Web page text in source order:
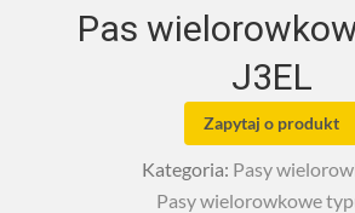
Pas
J3EL
Zapytaj o produkt
Kategoria: Pasy
Pasy wielorowkowe